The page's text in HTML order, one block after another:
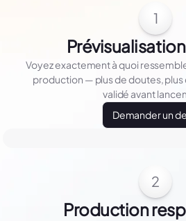
1
Voyez exactement à quoi
production — plus de doutes, plus
validé avant
Demander un
2
Production